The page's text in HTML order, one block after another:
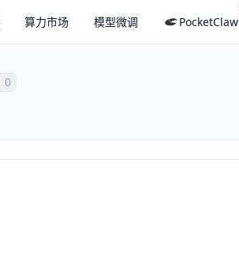
算力市场 模型微调 PocketClaw
0